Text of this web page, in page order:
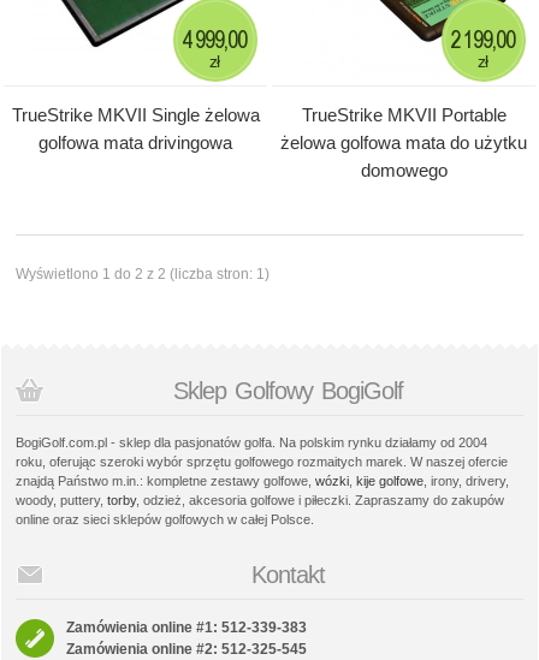
TrueStrike MKVII Single żelowa
golfowa mata drivingowa
4 999,00
zł
TrueStrike MKVII Portable
żelowa golfowa mata do użytku
domowego
2 199,00
zł
Wyświetlono 1 do 2 z 2 (liczba stron: 1)
Sklep Golfowy BogiGolf
BogiGolf.com.pl - sklep dla pasjonatów golfa. Na polskim rynku działamy od 2004
roku, oferując szeroki wybór sprzętu golfowego rozmaitych marek. W naszej ofercie
znajdą Państwo m.in.: kompletne zestawy golfowe, wózki kije golfowe , irony, drivery,
woody, puttery, torby, odzież, akcesoria golfowe i piłeczki. Zapraszamy do zakupów
online oraz sieci sklepów golfowych w całej Polsce.
Kontakt
Zamówienia online #1: 512-339-383
Zamówienia online #2: 512-325-545